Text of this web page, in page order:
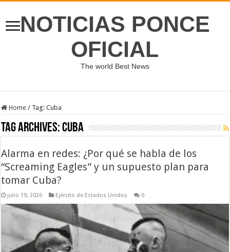
NOTICIAS PONCE
OFICIAL
The world Best News
Home / Tag:Cuba
Tag Archives:Cuba
Alarma en redes: ¿Por qué se habla de los
“Screaming Eagles” y un supuesto plan para
tomar Cuba?
julio 19, 2026 Ejército de Estados Unidos 0